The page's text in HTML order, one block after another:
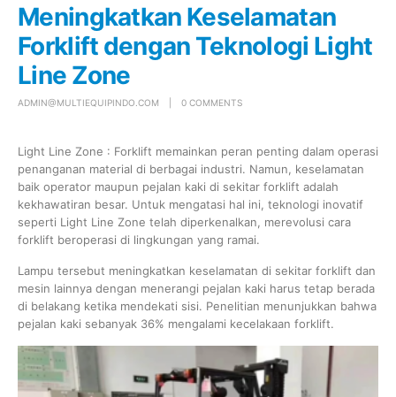
Meningkatkan Keselamatan
Forklift dengan Teknologi Light
Line Zone
ADMIN@MULTIEQUIPINDO.COM 0 COMMENTS
Light Line Zone : Forklift memainkan peran penting dalam operasi
penanganan material di berbagai industri. Namun, keselamatan
baik operator maupun pejalan kaki di sekitar forklift adalah
kekhawatiran besar. Untuk mengatasi hal ini, teknologi inovatif
seperti Light Line Zone telah diperkenalkan, merevolusi cara
forklift beroperasi di lingkungan yang ramai.
Lampu tersebut meningkatkan keselamatan di sekitar forklift dan
mesin lainnya dengan menerangi pejalan kaki harus tetap berada
di belakang ketika mendekati sisi. Penelitian menunjukkan bahwa
pejalan kaki sebanyak 36% mengalami kecelakaan forklift.